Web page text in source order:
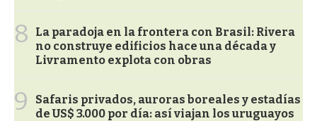
8
La paradoja en la frontera con Brasil: Rivera
no construye edificios hace una década y
Livramento explota con obras
9
Safaris privados, auroras boreales y estadías
de US$ 3.000 por día: así viajan los uruguayos